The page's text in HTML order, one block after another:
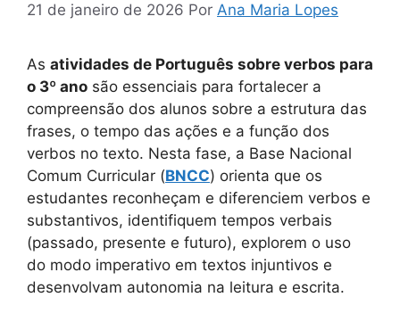
21 de janeiro de 2026 Por Ana Maria Lopes
As atividades de Português sobre verbos para
o 3º ano são essenciais para fortalecer a
compreensão dos alunos sobre a estrutura das
frases, o tempo das ações e a função dos
verbos no texto. Nesta fase, a Base Nacional
Comum Curricular (BNCC) orienta que os
estudantes reconheçam e diferenciem verbos e
substantivos, identifiquem tempos verbais
(passado, presente e futuro), explorem o uso
do modo imperativo em textos injuntivos e
desenvolvam autonomia na leitura e escrita.